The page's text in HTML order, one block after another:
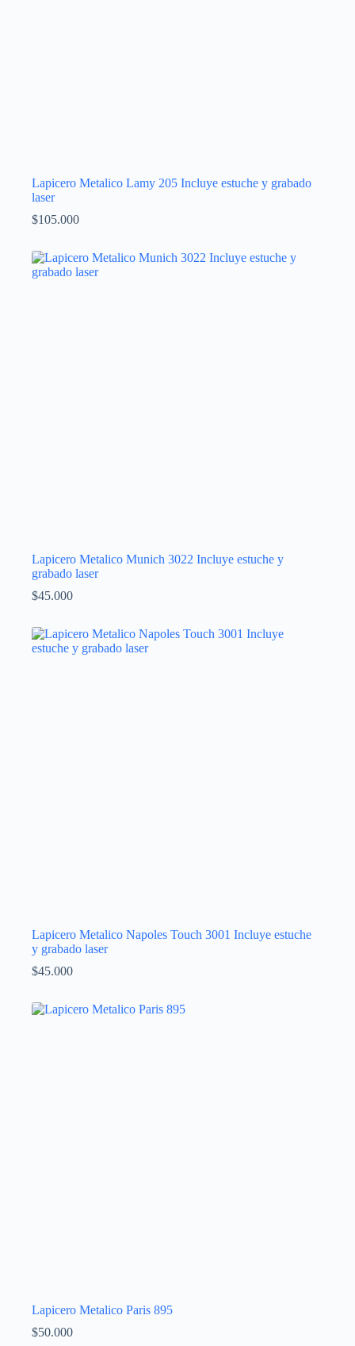
Lapicero Metalico Lamy 205 Incluye estuche y grabado
laser
$105.000
Lapicero Metalico Munich 3022 Incluye estuche y
grabado laser
$45.000
Lapicero Metalico Napoles Touch 3001 Incluye estuche
y grabado laser
$45.000
Lapicero Metalico Paris 895
$50.000